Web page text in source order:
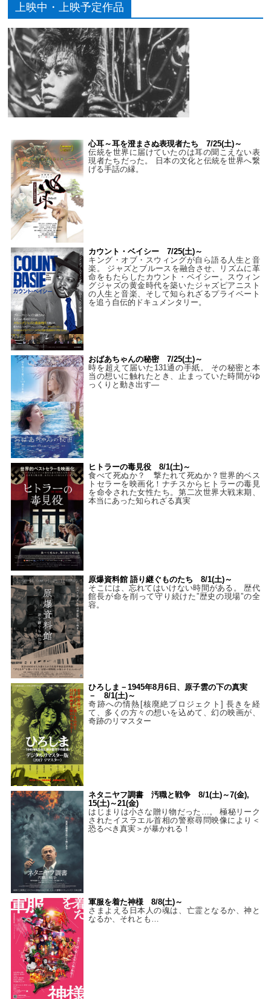
上映中・上映予定作品
心耳～耳を澄まさぬ表現者たち 7/25(土)～
伝統を世界に届けていたのは耳の聞こえない表
現者たちだった。 日本の文化と伝統を世界へ繋
げる手話の縁。
カウント・ベイシー 7/25(土)～
キング・オブ・スウィングが自ら語る人生と音
楽。 ジャズとブルースを融合させ、リズムに革
命をもたらしたカウント・ベイシー。スウィン
グジャズの黄金時代を築いたジャズピアニスト
の人生と音楽、そして知られざるプライベート
を追う自伝的ドキュメンタリー。
おばあちゃんの秘密 7/25(土)～
時を超えて届いた131通の手紙。 その秘密と本
当の想いに触れたとき、止まっていた時間がゆ
っくりと動き出す―
ヒトラーの毒見役 8/1(土)～
食べて死ぬか？ 撃たれて死ぬか？世界的ベス
トセラーを映画化！ナチスからヒトラーの毒見
を命令された女性たち。第二次世界大戦末期、
本当にあった知られざる真実
原爆資料館 語り継ぐものたち 8/1(土)～
そこには、忘れてはいけない時間がある。 歴代
館長が命を削って守り続けた”歴史の現場”の全
容。
ひろしま－1945年8月6日、原子雲の下の真実
－ 8/1(土)～
奇跡への情熱[核廃絶プロジェクト] 長きを経
て、多くの方々の想いを込めて、幻の映画が、
奇跡のリマスター
ネタニヤフ調書 汚職と戦争 8/1(土)～7(金),
15(土)～21(金)
はじまりは小さな贈り物だった…。 極秘リーク
されたイスラエル首相の警察尋問映像により＜
恐るべき真実＞が暴かれる！
軍服を着た神様 8/8(土)～
さまよえる日本人の魂は、亡霊となるか、神と
なるか、それとも…